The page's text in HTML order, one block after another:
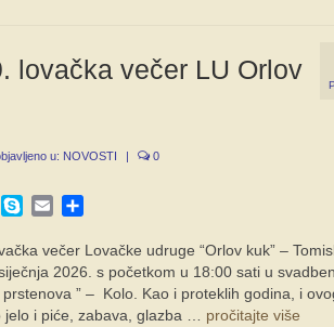
lovačka večer LU Orlov
u: NOVOSTI | 0
TwitterSkypeEmail
večer Lovačke udruge “Orlov kuk” –
2026. s početkom u 18:00 sati u
” – Kolo. Kao i proteklih godina, i
jelo i piće, zabava, glazba … pročitajte više